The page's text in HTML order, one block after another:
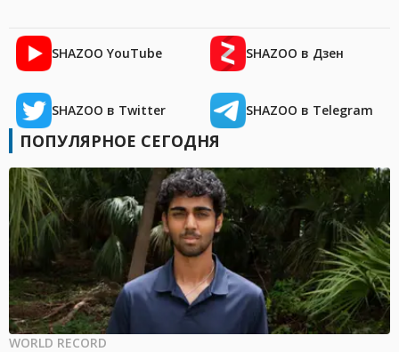
SHAZOO YouTube SHAZOO в Дзен
SHAZOO в Twitter SHAZOO в Telegram
ПОПУЛЯРНОЕ СЕГОДНЯ
WORLD RECORD